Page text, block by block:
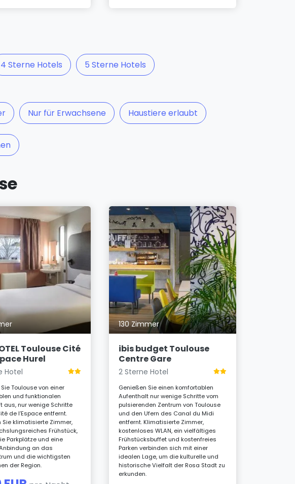
4 Sterne Hotels 5 Sterne Hotels
Nur für Erwachsene Haustiere erlaubt
Toulouse Cité
Hurel
Hotel
Toulouse von einer
und funktionalen
aus, nur wenige Schritte
de l’Espace entfernt.
Sie klimatisierte Zimmer,
Frühstück,
Parkplätze und eine
an das
und die wichtigsten
der Region.
130 Zimmer
ibis budget Toulouse
Centre Gare
2 Sterne Hotel
Genießen Sie einen komfortablen
Aufenthalt nur wenige Schritte vom
pulsierenden Zentrum von Toulouse
und den Ufern des Canal du Midi
entfernt. Klimatisierte Zimmer,
kostenloses WLAN, ein vielfältiges
Frühstücksbuffet und kostenfreies
Parken verbinden sich mit einer
idealen Lage, um die kulturelle und
historische Vielfalt der Rosa Stadt zu
erkunden.